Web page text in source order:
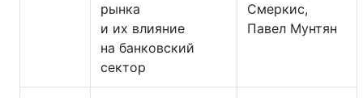
рынка
и их влияние
на банковский
сектор
Смеркис,
Павел Мунтян